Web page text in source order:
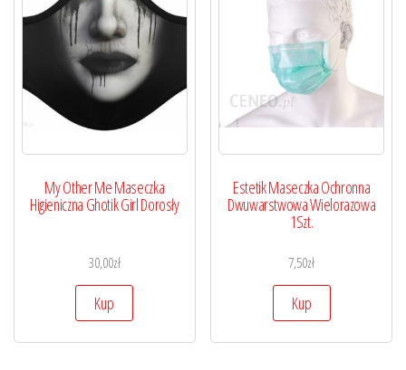
My Other Me Maseczka
Higieniczna Ghotik Girl Dorosły
30,00zł
Kup
Estetik Maseczka Ochronna
Dwuwarstwowa Wielorazowa
1Szt.
7,50zł
Kup